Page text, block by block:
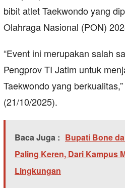
bibit atlet Taekwondo yang
Olahraga Nasional (PON)
“Event ini merupakan salah
Pengprov TI Jatim untuk
Taekwondo yang
(21/10/2025).
Baca Juga : Bupati Bone
Paling Keren, Dari Kampus
Lingkungan